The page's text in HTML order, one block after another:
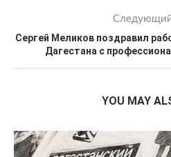
Сергей Меликов поздравил
Дагестана с
YOU MAY